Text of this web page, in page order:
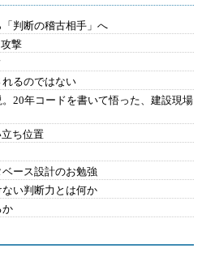
判断の稽古相手」へ
撃
るのではない
。20年コードを書いて悟った、建設現場
ち位置
ース設計のお勉強
い判断力とは何か
か